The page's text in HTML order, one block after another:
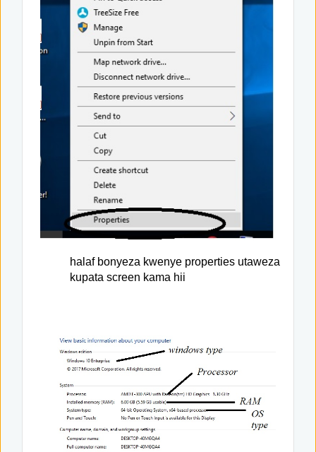
halaf bonyeza kwenye properties utaweza
kupata screen kama hii